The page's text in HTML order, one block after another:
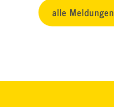
alle Meldungen